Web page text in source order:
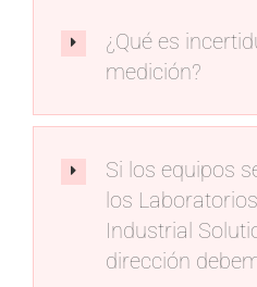
¿Qué es
medición?
Si los equipos
los
Industrial
dirección